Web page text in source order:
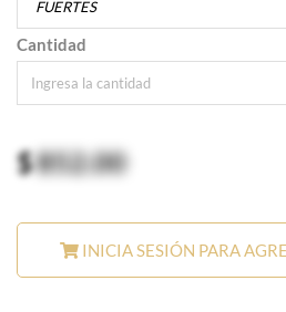
Cantidad
$852.00
INICIA SESIÓN PARA